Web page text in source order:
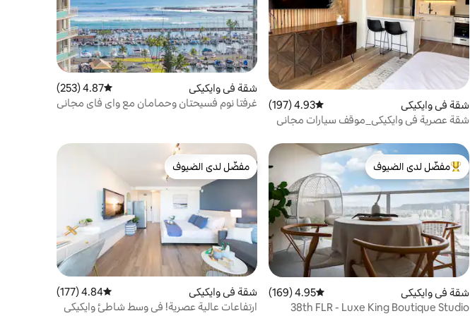
شقة في وايكيكي متوسط التقييم 4.93 من 5، 197 مراجعات
4.93 (197)
شقة عصرية في وايكيكي_موقف سيارات مجاني
شقة في وايكيكي متوسط التقييم 4.87 من 5، 253 مراجعات
4.87 (253)
غرفتا نوم فسيحتان وحمامان مع واي فاي مجاني
من أبرز البيوت المفضّلة لدى الضيوف
مفضّل لدى الضيوف
شقة في وايكيكي متوسط التقييم 4.95 من 5، 169 مراجعات
4.95 (169)
38th FLR - Luxe King Boutique Studio
مفضّل لدى الضيوف
مفضّل لدى الضيوف
شقة في وايكيكي متوسط التقييم 4.84 من 5، 177 مراجعات
4.84 (177)
ارتفاعات عالية عصرية! في وسط شاطئ وايكيكي